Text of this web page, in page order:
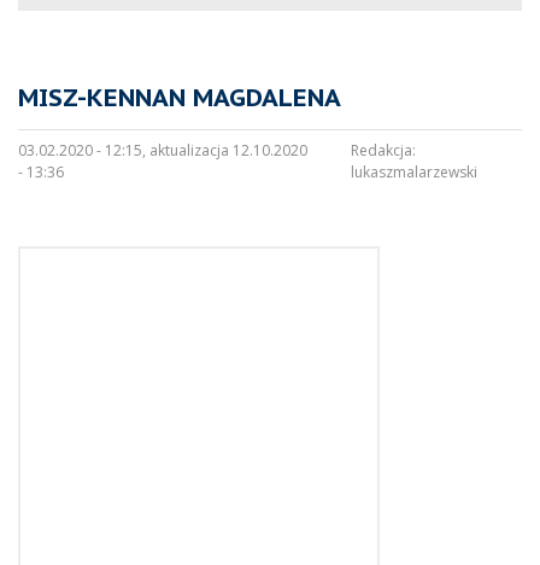
MISZ-KENNAN MAGDALENA
03.02.2020 - 12:15, aktualizacja 12.10.2020
- 13:36
Redakcja:
lukaszmalarzewski